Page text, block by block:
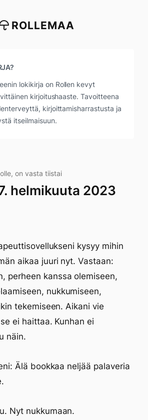
ROLLEMAA
lokikirja on Rollen kevyt
kirjoitushaaste. Tavoitteena
kirjoittamisharrastusta ja
itseilmaisuun.
on vasta tiistai
helmikuuta 2023
kysyy mihin
aikaa juuri nyt. Vastaan:
perheen kanssa olemiseen,
nukkumiseen,
tekemiseen. Aikani vie
ei haittaa. Kunhan ei
näin.
Älä bookkaa neljää palaveria
Nyt nukkumaan.